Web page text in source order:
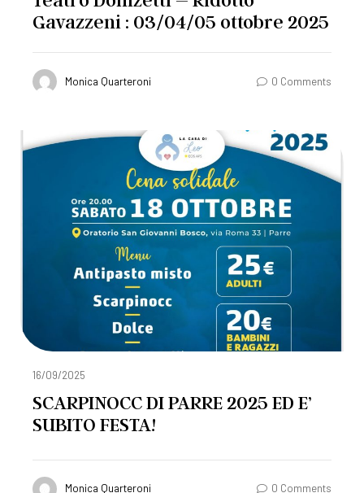
Gavazzeni : 03/04/05 ottobre 2025
Monica Quarteroni 0 Comments
16/09/2025
SCARPINOCC DI PARRE 2025 ED E’
SUBITO FESTA!
Monica Quarteroni 0 Comments